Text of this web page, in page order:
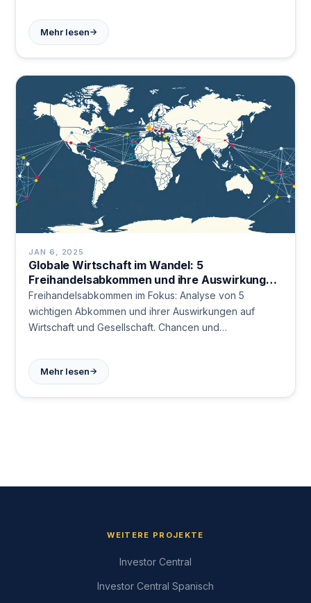
Zukunft des Zahlungsverkehrs prägen. ➜ Jetzt mehr
erfahren
Mehr lesen→
JAN 6, 2025
Globale Wirtschaft im Wandel: 5
Freihandelsabkommen und ihre Auswirkungen
auf Märkte und Gesellschaft
Freihandelsabkommen im Fokus: Analyse von 5
wichtigen Abkommen und ihrer Auswirkungen auf
Wirtschaft und Gesellschaft. Chancen und
Mehr lesen→
WEITERE PROJEKTE
Investor Central
Investor Central Spanisch